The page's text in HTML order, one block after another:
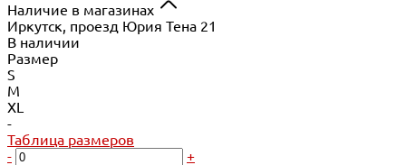
Наличие в магазинах
Иркутск, проезд Юрия Тена 21
В наличии
Размер
S
M
XL
-
Таблица размеров
-
+